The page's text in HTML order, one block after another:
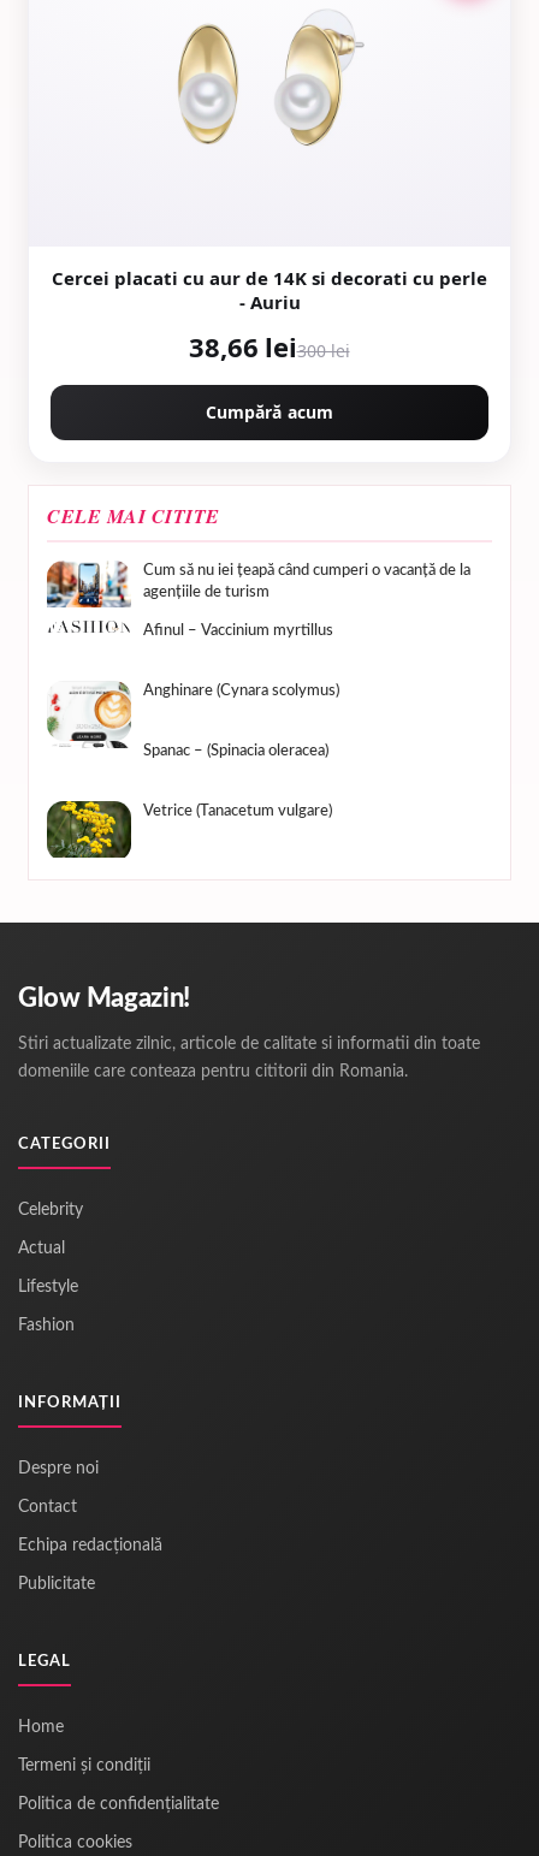
Cercei placati cu aur de 14K si decorati cu perle
- Auriu
38,66 lei300 lei
Cumpără acum
CELE MAI CITITE
Cum să nu iei țeapă când cumperi o vacanță de la
agențiile de turism
Afinul – Vaccinium myrtillus
Anghinare (Cynara scolymus)
Spanac – (Spinacia oleracea)
Vetrice (Tanacetum vulgare)
Glow Magazin!
Stiri actualizate zilnic, articole de calitate si informatii din toate
domeniile care conteaza pentru cititorii din Romania.
CATEGORII
Celebrity
Actual
Lifestyle
Fashion
INFORMAȚII
Despre noi
Contact
Echipa redacțională
Publicitate
LEGAL
Home
Termeni și condiții
Politica de confidențialitate
Politica cookies